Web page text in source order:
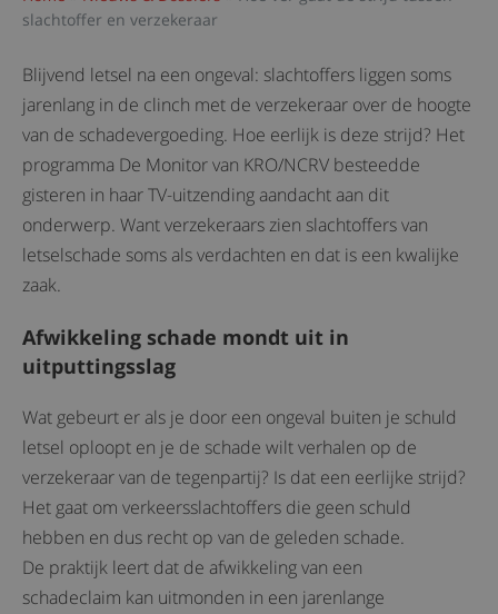
slachtoffer en verzekeraar
Blijvend letsel na een ongeval: slachtoffers liggen soms
jarenlang in de clinch met de verzekeraar over de hoogte
van de schadevergoeding. Hoe eerlijk is deze strijd? Het
programma De Monitor van KRO/NCRV besteedde
gisteren in haar TV-uitzending aandacht aan dit
onderwerp. Want verzekeraars zien slachtoffers van
letselschade soms als verdachten en dat is een kwalijke
zaak.
Afwikkeling schade mondt uit in
uitputtingsslag
Wat gebeurt er als je door een ongeval buiten je schuld
letsel oploopt en je de schade wilt verhalen op de
verzekeraar van de tegenpartij? Is dat een eerlijke strijd?
Het gaat om verkeersslachtoffers die geen schuld
hebben en dus recht op van de geleden schade.
De praktijk leert dat de afwikkeling van een
schadeclaim kan uitmonden in een jarenlange